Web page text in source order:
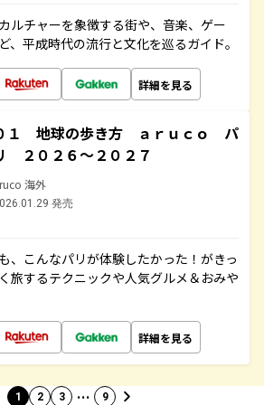
ルチャーを象徴する街や、音楽、ゲー
、平成時代の流行と文化を巡るガイド。
詳細を見る
１ 地球の歩き方 ａｒｕｃｏ パ
２０２６～２０２７
海外
発売
、こんなパリが体験したかった！がきっ
旅するテクニックや人気グルメ＆おみや
詳細を見る
1 2 3 … 9